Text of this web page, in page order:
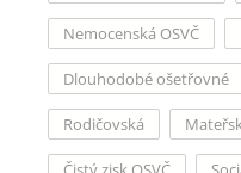
Nemocenská OSVČ
Dlouhodobé ošetřovné
Rodičovská